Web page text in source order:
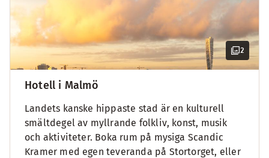
2
Hotell i Malmö
Landets kanske hippaste stad är en kulturell
smältdegel av myllrande folkliv, konst, musik
och aktiviteter. Boka rum på mysiga Scandic
Kramer med egen teveranda på Stortorget, eller